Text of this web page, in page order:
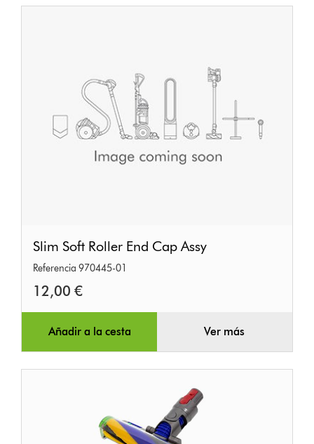
Soft
Roller
End
Cap
Assy
Slim Soft Roller End Cap Assy
Referencia 970445-01
12,00 €
Añadir a la cesta Ver más